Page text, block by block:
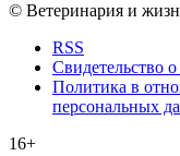
© Ветеринария и
RSS
Свидетельство
Политика в
персональных
16+